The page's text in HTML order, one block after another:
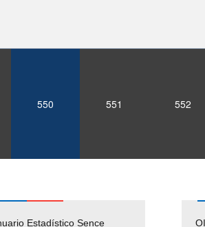
550 551 552
Estadístico Sence
Solicitud Audiencias y